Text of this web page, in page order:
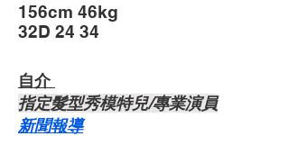
​156cm 46kg
32D 24 34
自介 ​
​指定髮型秀模特兒/專業演員
​新聞報導